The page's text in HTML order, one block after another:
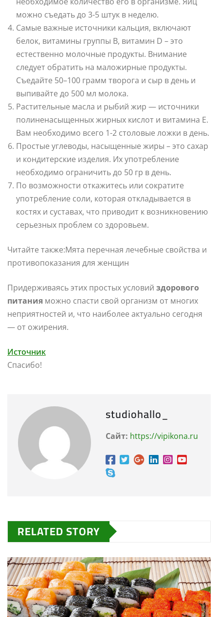
можно съедать до 3-5 штук в неделю.
Самые важные источники кальция, включают
белок, витамины группы В, витамин D – это
естественно молочные продукты. Внимание
следует обратить на маложирные продукты.
Съедайте 50–100 грамм творога и сыр в день и
выпивайте до 500 мл молока.
Растительные масла и рыбий жир — источники
полиненасыщенных жирных кислот и витамина Е.
Вам необходимо всего 1-2 столовые ложки в день.
Простые углеводы, насыщенные жиры – это сахар
и кондитерские изделия. Их употребление
необходимо ограничить до 50 гр в день.
По возможности откажитесь или сократите
употребление соли, которая откладывается в
костях и суставах, что приводит к возникновению
серьезных проблем со здоровьем.
Читайте также:Мята перечная лечебные свойства и
противопоказания для женщин
Придерживаясь этих простых условий здорового
питания можно спасти свой организм от многих
неприятностей и, что наиболее актуально сегодня
— от ожирения.
Источник
Спасибо!
studiohallo_
Сайт: https://vipikona.ru
RELATED STORY